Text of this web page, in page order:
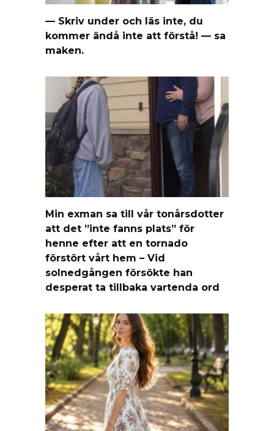
— Skriv under och läs inte, du
kommer ändå inte att förstå! — sa
maken.
Min exman sa till vår tonårsdotter
att det ”inte fanns plats” för
henne efter att en tornado
förstört vårt hem – Vid
solnedgången försökte han
desperat ta tillbaka vartenda ord